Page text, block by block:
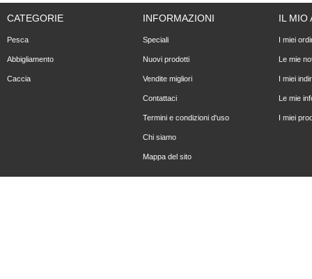
CATEGORIE
Pesca
Abbigliamento
Caccia
INFORMAZIONI
Speciali
Nuovi prodotti
Vendite migliori
Contattaci
Termini e condizioni d'uso
Chi siamo
Mappa del sito
IL MIO
I miei
Le mie
I miei
Le mie
I miei